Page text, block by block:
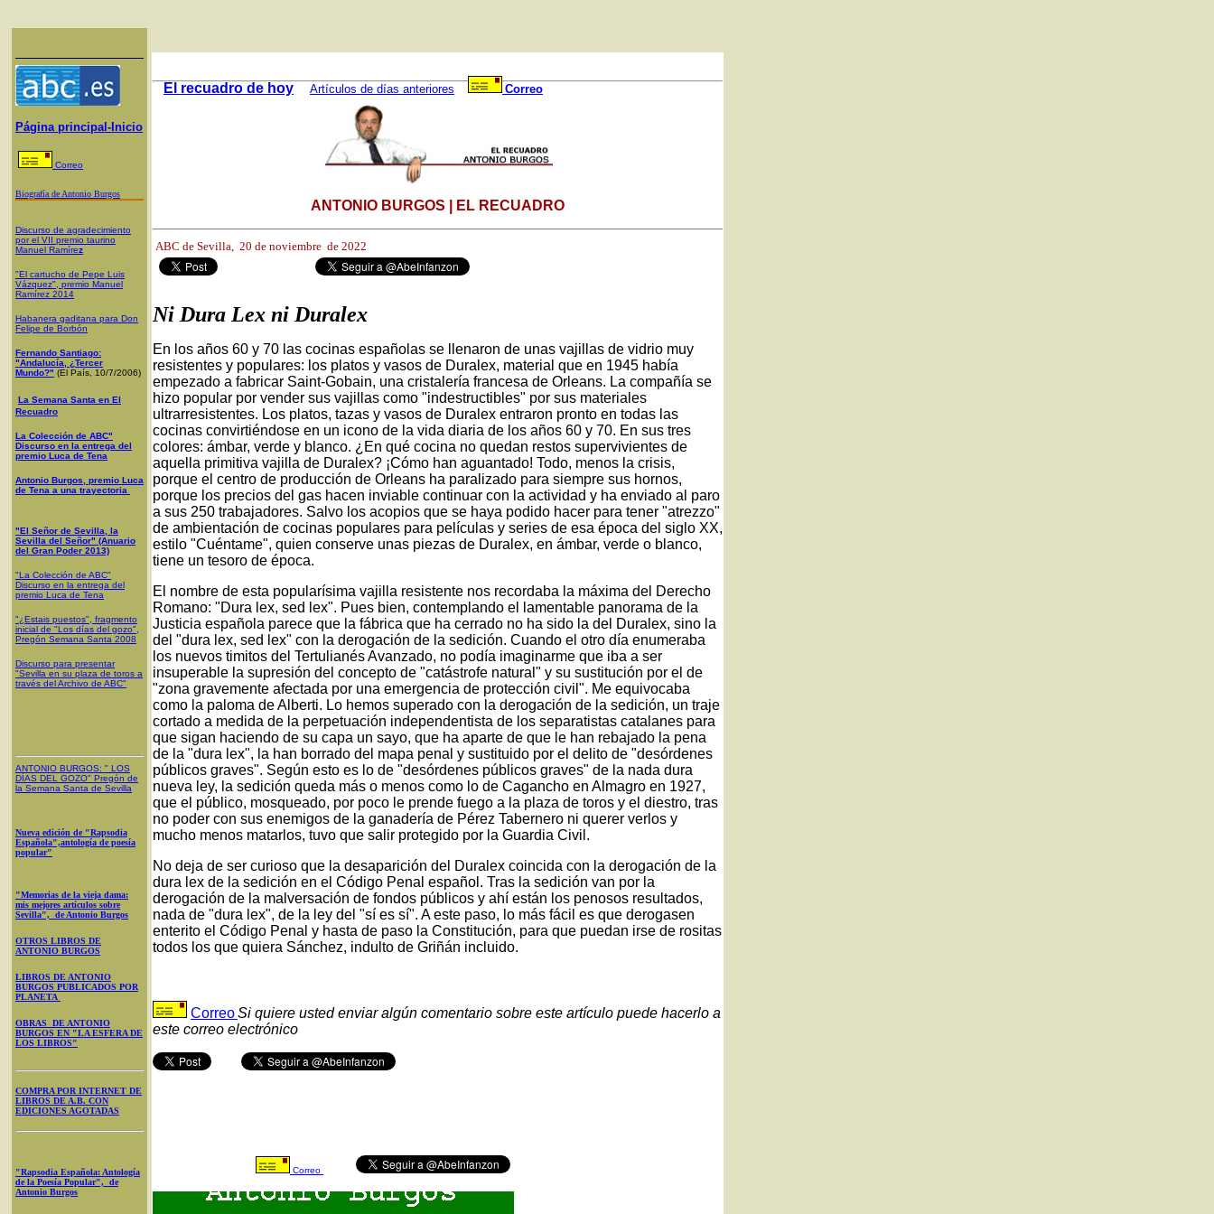
Página principal-Inicio
Correo
Biografía de Antonio Burgos
Discurso de agradecimiento
por el VII premio taurino
Manuel Ramírez
"El cartucho de Pepe Luis
Vázquez", premio Manuel
Ramírez 2014
Habanera gaditana para Don
Felipe de Borbón
Fernando Santiago:
"Andalucía, ¿Tercer
Mundo?" (El País, 10/7/2006)
La Semana Santa en El
Recuadro
La Colección de ABC"
Discurso en la entrega del
premio Luca de Tena
Antonio Burgos, premio Luca
de Tena a una trayectoria
"El Señor de Sevilla, la
Sevilla del Señor" (Anuario
del Gran Poder 2013)
"La Colección de ABC"
Discurso en la entrega del
premio Luca de Tena
"¿Estais puestos", fragmento
inicial de "Los días del gozo",
Pregón Semana Santa 2008
Discurso para presentar
"Sevilla en su plaza de toros a
través del Archivo de ABC"
ANTONIO BURGOS: " LOS
DÍAS DEL GOZO" Pregón de
la Semana Santa de Sevilla
Nueva edición de "Rapsodia
Española",antología de poesía
popular"
"Memorias de la vieja dama:
mis mejores artículos sobre
Sevilla", de Antonio Burgos
OTROS LIBROS DE
ANTONIO BURGOS
LIBROS DE ANTONIO
BURGOS PUBLICADOS POR
PLANETA
OBRAS DE ANTONIO
BURGOS EN "LA ESFERA DE
LOS LIBROS"
COMPRA POR INTERNET DE
LIBROS DE A.B. CON
EDICIONES AGOTADAS
"Rapsodia Española: Antología
de la Poesía Popular", de
Antonio Burgos
El recuadro de hoy Artículos de días anteriores Correo
ANTONIO BURGOS | EL RECUADRO
ABC de Sevilla, 20 de noviembre de 2022
Ni Dura Lex ni Duralex
En los años 60 y 70 las cocinas españolas se llenaron de unas vajillas de vidrio muy
resistentes y populares: los platos y vasos de Duralex, material que en 1945 había
empezado a fabricar Saint-Gobain, una cristalería francesa de Orleans. La compañía se
hizo popular por vender sus vajillas como "indestructibles" por sus materiales
ultrarresistentes. Los platos, tazas y vasos de Duralex entraron pronto en todas las
cocinas convirtiéndose en un icono de la vida diaria de los años 60 y 70. En sus tres
colores: ámbar, verde y blanco. ¿En qué cocina no quedan restos supervivientes de
aquella primitiva vajilla de Duralex? ¡Cómo han aguantado! Todo, menos la crisis,
porque el centro de producción de Orleans ha paralizado para siempre sus hornos,
porque los precios del gas hacen inviable continuar con la actividad y ha enviado al paro
a sus 250 trabajadores. Salvo los acopios que se haya podido hacer para tener "atrezzo"
de ambientación de cocinas populares para películas y series de esa época del siglo XX,
estilo "Cuéntame", quien conserve unas piezas de Duralex, en ámbar, verde o blanco,
tiene un tesoro de época.
El nombre de esta popularísima vajilla resistente nos recordaba la máxima del Derecho
Romano: "Dura lex, sed lex". Pues bien, contemplando el lamentable panorama de la
Justicia española parece que la fábrica que ha cerrado no ha sido la del Duralex, sino la
del "dura lex, sed lex" con la derogación de la sedición. Cuando el otro día enumeraba
los nuevos timitos del Tertulianés Avanzado, no podía imaginarme que iba a ser
insuperable la supresión del concepto de "catástrofe natural" y su sustitución por el de
"zona gravemente afectada por una emergencia de protección civil". Me equivocaba
como la paloma de Alberti. Lo hemos superado con la derogación de la sedición, un traje
cortado a medida de la perpetuación independentista de los separatistas catalanes para
que sigan haciendo de su capa un sayo, que ha aparte de que le han rebajado la pena
de la "dura lex", la han borrado del mapa penal y sustituido por el delito de "desórdenes
públicos graves". Según esto es lo de "desórdenes públicos graves" de la nada dura
nueva ley, la sedición queda más o menos como lo de Cagancho en Almagro en 1927,
que el público, mosqueado, por poco le prende fuego a la plaza de toros y el diestro, tras
no poder con sus enemigos de la ganadería de Pérez Tabernero ni querer verlos y
mucho menos matarlos, tuvo que salir protegido por la Guardia Civil.
No deja de ser curioso que la desaparición del Duralex coincida con la derogación de la
dura lex de la sedición en el Código Penal español. Tras la sedición van por la
derogación de la malversación de fondos públicos y ahí están los penosos resultados,
nada de "dura lex", de la ley del "sí es sí". A este paso, lo más fácil es que derogasen
enterito el Código Penal y hasta de paso la Constitución, para que puedan irse de rositas
todos los que quiera Sánchez, indulto de Griñán incluido.
CorreoSi quiere usted enviar algún comentario sobre este artículo puede hacerlo a
este correo electrónico
Correo